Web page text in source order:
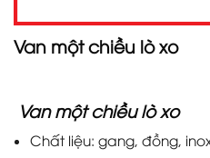
Van một chiều lò xo
Van một chiều lò xo
Chất liệu: gang, đồng,